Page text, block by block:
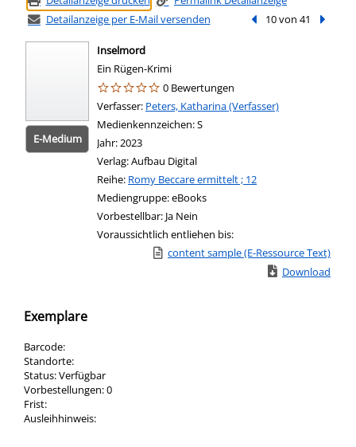
Detailanzeige per E-Mail versenden
Vorheriger Treffer
10 von 41
E-Medium
Inselmord
Ein Rügen-Krimi
0 Bewertungen
Verfasser: Suche nach diesem Verfasser
Peters, Katharina (Verfasser)
Medienkennzeichen:S
Jahr:2023
Verlag:Aufbau Digital
Reihe: Romy Beccare ermittelt ; 12
Mediengruppe:eBooks
Vorbestellbar: Ja Nein
Voraussichtlich entliehen bis:
Link zu einem externen Medieninhalt -
content sample (E-Ressource Text)
Download
Zum Download
Exemplare
Barcode:
Standorte:
Status:Verfügbar
Vorbestellungen:0
Frist:
Ausleihhinweis: